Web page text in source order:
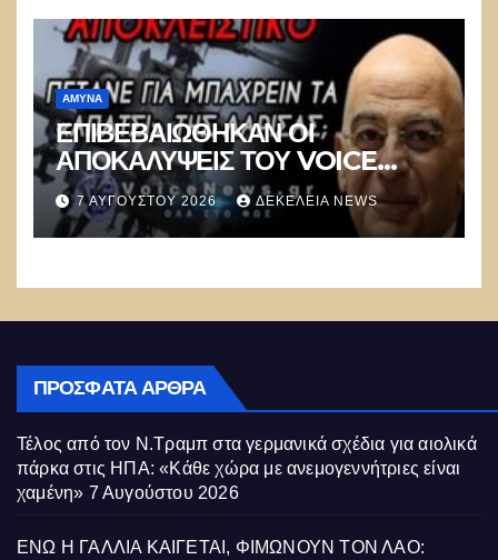
ΑΜΥΝΑ
ΕΠΙΒΕΒΑΙΩΘΗΚΑΝ ΟΙ
ΑΠΟΚΑΛΥΨΕΙΣ ΤΟΥ VOICE
NEWS ΓΙΑ ΤΗΝ ΑΠΟΣΤΟΛΗ
ΕΛΛΗΝΙΚΩΝ APACHE ΣΤΟΝ
ΚΟΛΠΟ
7 ΑΥΓΟΎΣΤΟΥ 2026 ΔΕΚΈΛΕΙΑ NEWS
ΠΡΌΣΦΑΤΑ ΆΡΘΡΑ
Τέλος από τον Ν.Τραμπ στα γερμανικά σχέδια για αιολικά
πάρκα στις ΗΠΑ: «Κάθε χώρα με ανεμογεννήτριες είναι
χαμένη» 7 Αυγούστου 2026
ΕΝΩ Η ΓΑΛΛΙΑ ΚΑΙΓΕΤΑΙ, ΦΙΜΩΝΟΥΝ ΤΟΝ ΛΑΟ: